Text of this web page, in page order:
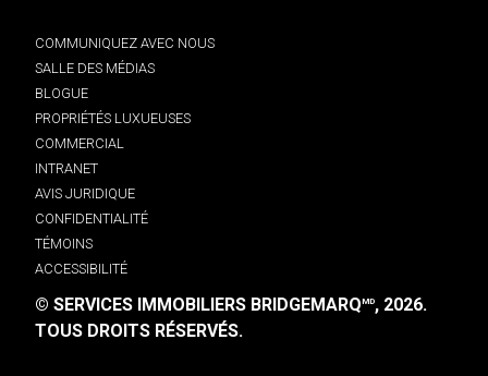
COMMUNIQUEZ AVEC NOUS
SALLE DES MÉDIAS
BLOGUE
PROPRIÉTÉS LUXUEUSES
COMMERCIAL
INTRANET
AVIS JURIDIQUE
CONFIDENTIALITÉ
TÉMOINS
ACCESSIBILITÉ
© SERVICES IMMOBILIERS BRIDGEMARQMD, 2026.
TOUS DROITS RÉSERVÉS.